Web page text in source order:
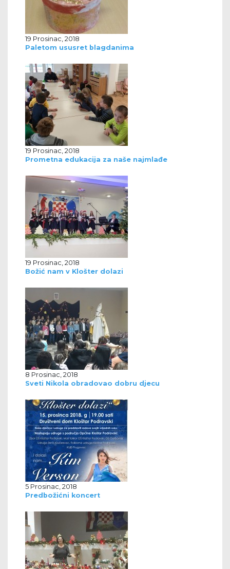
19 Prosinac, 2018
Paletom ususret blagdanima
19 Prosinac, 2018
Prometna edukacija za naše najmlađe
19 Prosinac, 2018
Božić nam v Klošter dolazi
8 Prosinac, 2018
Sveti Nikola obradovao dobru djecu
5 Prosinac, 2018
Predbožićni koncert